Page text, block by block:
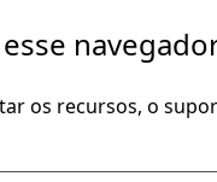
os recursos, o